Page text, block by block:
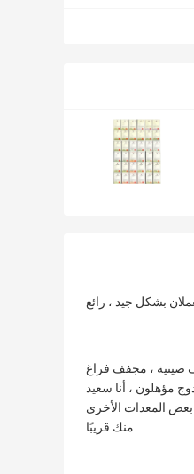
، مجفف فراغ
مؤهلون ، أنا سعيد
المعدات الأخرى
منك قريبًا